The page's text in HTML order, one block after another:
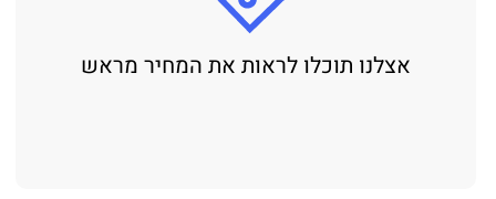
אצלנו תוכלו לראות את המחיר מראש